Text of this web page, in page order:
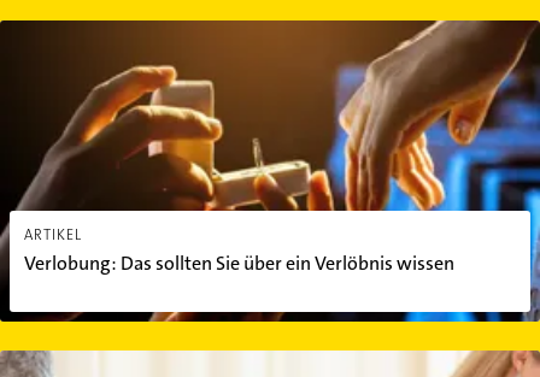
ARTIKEL
Verlobung: Das sollten Sie über ein Verlöbnis wissen
Verlobung: Das sollten Sie über ein Verlöbnis wissen
Die Zugewinngemeinschaft